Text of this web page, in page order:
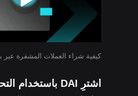
كيفية شراء العملات المشفرة عبر
اشترِ DAI باستخدام التحويل المصرفي